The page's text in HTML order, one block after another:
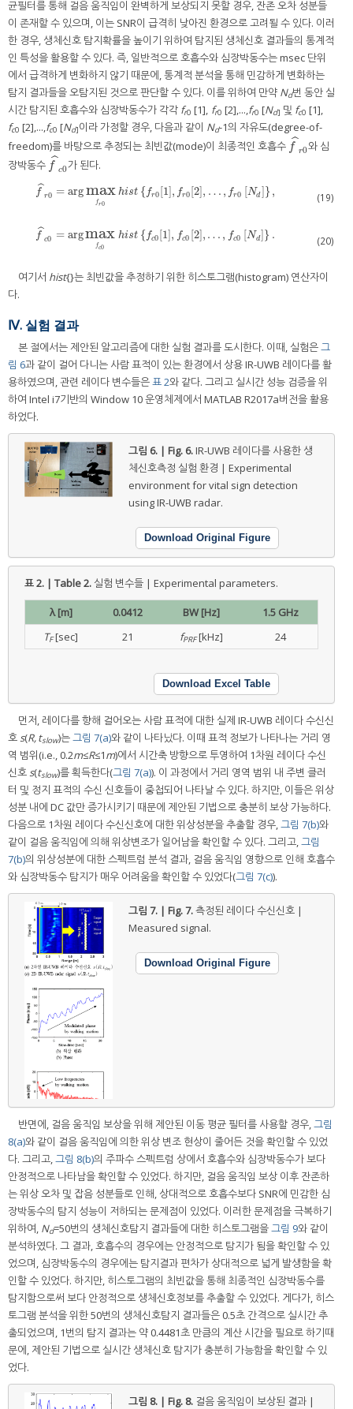
균필터를 통해 걸음 움직임이 완벽하게 보상되지 못할 경우, 잔존 오차 성분들
이 존재할 수 있으며, 이는 SNR이 급격히 낮아진 환경으로 고려될 수 있다. 이러
한 경우, 생체신호 탐지확률을 높이기 위하여 탐지된 생체신호 결과들의 통계적
인 특성을 활용할 수 있다. 즉, 일반적으로 호흡수와 심장박동수는 msec 단위
에서 급격하게 변화하지 않기 때문에, 통계적 분석을 통해 민감하게 변화하는
탐지 결과들을 오탐지된 것으로 판단할 수 있다. 이를 위하여 만약 Nd번 동안 실
시간 탐지된 호흡수와 심장박동수가 각각 fr0 [1], fr0 [2],...,fr0 [Nd] 및 fc0 [1],
fc0 [2],...,fc0 [Nd]이라 가정할 경우, 다음과 같이 Nd-1의 자유도(degree-of-
freedom)를 바탕으로 추정되는 최빈값(mode)이 최종적인 호흡수 fˆr0
f^ r0와 심
장박동수 fˆc0
f^ c0가 된다.
fˆ
r0 = argmax
fr0
hist {fr0 [1], fr0 [2], … , fr0 [Nd]} ,
f^ r0=argmaxfr0hist {fr0 [1 ] fr0[ 2] ,… f r0 Nd }, (19)
fˆ
c0 = argmax
fc0
hist {fc0 [1], fc0 [2], … , fc0 [Nd]} .
f^ c0=argmaxf c0hist {fc0[1] fc0 [2 , … ,f c 0 [Nd ]}. (20)
여기서 hist{}는 최빈값을 추정하기 위한 히스토그램(histogram) 연산자이
다.
Ⅳ. 실험 결과
본 절에서는 제안된 알고리즘에 대한 실험 결과를 도시한다. 이때, 실험은그
림 6과 같이 걸어 다니는 사람 표적이 있는 환경에서 상용 IR-UWB 레이다를 활
용하였으며, 관련 레이다 변수들은표 2와 같다. 그리고 실시간 성능 검증을 위
하여 Intel i7기반의 Window 10 운영체제에서 MATLAB R2017a버전을 활용
하었다.
그림 6. | Fig. 6.IR-UWB 레이다를 사용한 생
체신호측정 실험 환경 | Experimental
environment for vital sign detection
using IR-UWB radar.
Download Original Figure
표 2. | Table 2. 실험 변수들 | Experimental parameters.
λ [m] 0.0412 BW [Hz]
1.5 GHz
TF[sec] 21 fPRF[kHz] 24
Download Excel Table
먼저, 레이다를 향해 걸어오는 사람 표적에 대한 실제 IR-UWB 레이다 수신신
호 s(R, tslow)는그림 7(a)와 같이 나타났다. 이때 표적 정보가 나타나는 거리 영
역 범위(i.e., 0.2m≤R≤1m)에서 시간축 방향으로 투영하여 1차원 레이다 수신
신호 s(tslow)를 획득한다(그림 7(a)). 이 과정에서 거리 영역 범위 내 주변 클러
터 및 정지 표적의 수신 신호들이 중첩되어 나타날 수 있다. 하지만, 이들은 위상
성분 내에 DC 값만 증가시키기 때문에 제안된 기법으로 충분히 보상 가능하다.
다음으로 1차원 레이다 수신신호에 대한 위상성분을 추출할 경우, 그림 7(b)와
같이 걸음 움직임에 의해 위상변조가 일어남을 확인할 수 있다. 그리고, 그림
7(b)의 위상성분에 대한 스펙트럼 분석 결과, 걸음 움직임 영향으로 인해 호흡수
와 심장박동수 탐지가 매우 어려움을 확인할 수 있었다(그림 7(c)).
그림 7. | Fig. 7.측정된 레이다 수신신호 |
Measured signal.
Download Original Figure
반면에, 걸음 움직임 보상을 위해 제안된 이동 평균 필터를 사용할 경우, 그림
8(a)와 같이 걸음 움직임에 의한 위상 변조 현상이 줄어든 것을 확인할 수 있었
다. 그리고, 그림 8(b)의 주파수 스펙트럼 상에서 호흡수와 심장박동수가 보다
안정적으로 나타남을 확인할 수 있었다. 하지만, 걸음 움직임 보상 이후 잔존하
는 위상 오차 및 잡음 성분들로 인해, 상대적으로 호흡수보다 SNR에 민감한 심
장박동수의 탐지 성능이 저하되는 문제점이 있었다. 이러한 문제점을 극복하기
위하여, Nd=50번의 생체신호탐지 결과들에 대한 히스토그램을그림 9와 같이
분석하였다. 그 결과, 호흡수의 경우에는 안정적으로 탐지가 됨을 확인할 수 있
었으며, 심장박동수의 경우에는 탐지결과 편차가 상대적으로 넓게 발생함을 확
인할 수 있었다. 하지만, 히스토그램의 최빈값을 통해 최종적인 심장박동수를
탐지함으로써 보다 안정적으로 생체신호정보를 추출할 수 있었다. 게다가, 히스
토그램 분석을 위한 50번의 생체신호탐지 결과들은 0.5초 간격으로 실시간 추
출되었으며, 1번의 탐지 결과는 약 0.4481초 만큼의 계산 시간을 필요로 하기때
문에, 제안된 기법으로 실시간 생체신호 탐지가 충분히 가능함을 확인할 수 있
었다.
그림 8. | Fig. 8. 걸음 움직임이 보상된 결과 |